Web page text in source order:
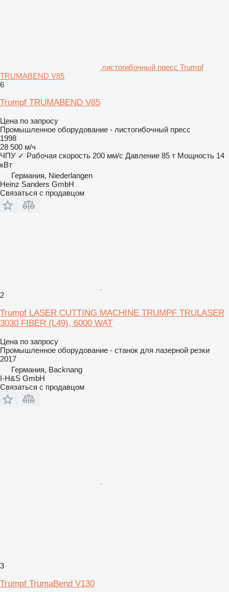
листогибочный пресс Trumpf
TRUMABEND V85
6
Trumpf TRUMABEND V85
Цена по запросу
Промышленное оборудование - листогибочный пресс
1998
28 500 м/ч
ЧПУ ✓ Рабочая скорость 200 мм/с Давление 85 т Мощность 14
кВт
Германия, Niederlangen
Heinz Sanders GmbH
Связаться с продавцом
2
Trumpf LASER CUTTING MACHINE TRUMPF TRULASER
3030 FIBER (L49), 6000 WAT
Цена по запросу
Промышленное оборудование - станок для лазерной резки
2017
Германия, Backnang
I-H&S GmbH
Связаться с продавцом
3
Trumpf TrumaBend V130